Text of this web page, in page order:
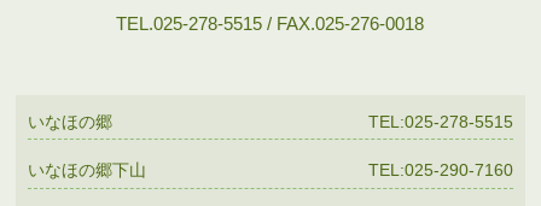
TEL.025-278-5515 / FAX.025-276-0018
いなほの郷 TEL:025-278-5515
いなほの郷下山 TEL:025-290-7160